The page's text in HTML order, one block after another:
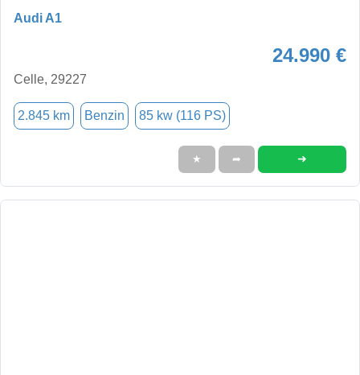
Audi A1
24.990 €
Celle, 29227
2.845 km Benzin 85 kw (116 PS)
★ ➦ ➜